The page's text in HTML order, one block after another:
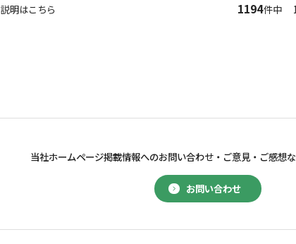
説明はこちら 1194件中 1
お問い合わせ
当社ホームページ掲載情報へのお問い合わせ・ ご意見・ご感想